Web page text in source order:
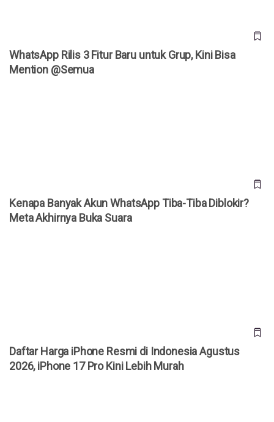
WhatsApp Rilis 3 Fitur Baru untuk Grup, Kini Bisa
Mention @Semua
Kenapa Banyak Akun WhatsApp Tiba-Tiba Diblokir?
Meta Akhirnya Buka Suara
Daftar Harga iPhone Resmi di Indonesia Agustus
2026, iPhone 17 Pro Kini Lebih Murah